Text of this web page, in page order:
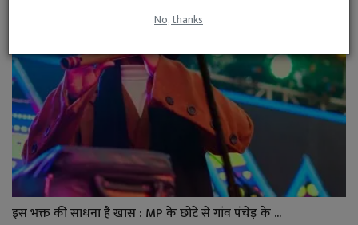
No, thanks
इस भक्त की साधना है खास : MP के छोटे से गांव पंचेड़ के ...